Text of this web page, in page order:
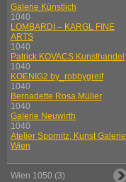
Galerie Künstlich
1040
LOMBARDI – KARGL FINE
ARTS
1040
Patrick KOVACS Kunsthandel
1040
KOENIG2 by_robbygreif
1040
Bernadette Rosa Müller
1040
Galerie Neuwirth
1040
Atelier Spornitz, Kunst Galerie
Wien
Wien 1050 (3)